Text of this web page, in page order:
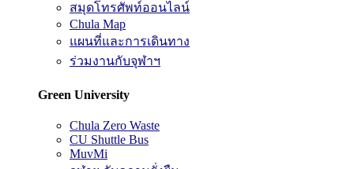
สมุดโทรศัพท์ออนไลน์
Chula Map
แผนที่และการเดินทาง
ร่วมงานกับจุฬาฯ
Green University
Chula Zero Waste
CU Shuttle Bus
MuvMi